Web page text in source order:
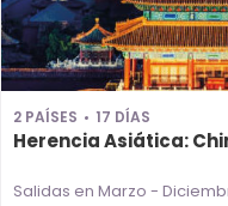
2 PAÍSES 17 DÍAS
Herencia Asiática:
Salidas en Marzo -